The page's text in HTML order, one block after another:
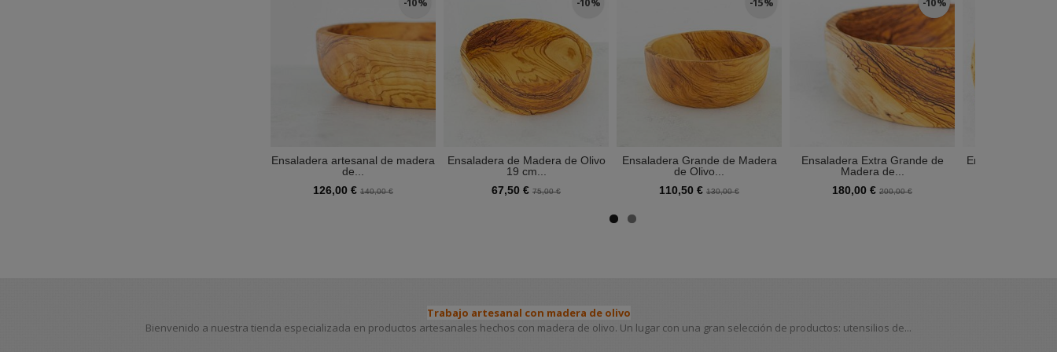
Ensaladera artesanal de madera
de...
126,00 € 140,00 €
Ensaladera de Madera de Olivo
19 cm...
67,50 € 75,00 €
Ensaladera Grande de Madera
de Olivo...
110,50 € 130,00 €
Ensaladera Extra Grande de
Madera de...
180,00 € 200,00 €
Ensaladera de
Trabajo artesanal con madera de olivo
Bienvenido a nuestra tienda especializada en productos artesanales hechos con madera de olivo. Un lugar con una gran selección de productos: utensilios de...